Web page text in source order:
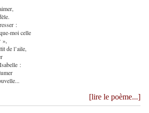
:
moi celle
»,
de l’aile,
:
[lire le poème...]